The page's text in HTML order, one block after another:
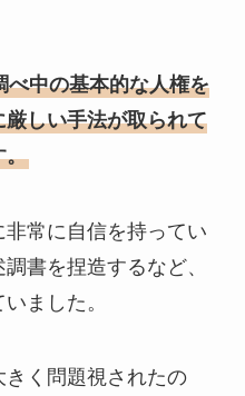
べ中の基本的な人権を
しい手法が取られて
。
常に自信を持ってい
書を捏造するなど、
ました。
きく問題視されたの